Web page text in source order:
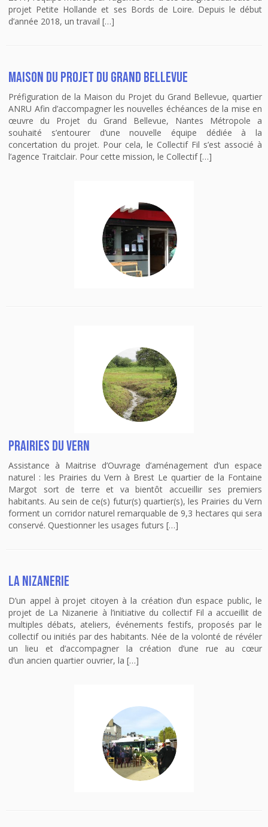
projet Petite Hollande et ses Bords de Loire. Depuis le début
d’année 2018, un travail […]
Maison du Projet du Grand Bellevue
Préfiguration de la Maison du Projet du Grand Bellevue, quartier
ANRU Afin d’accompagner les nouvelles échéances de la mise en
œuvre du Projet du Grand Bellevue, Nantes Métropole a
souhaité s’entourer d’une nouvelle équipe dédiée à la
concertation du projet. Pour cela, le Collectif Fil s’est associé à
l’agence Traitclair. Pour cette mission, le Collectif […]
Prairies du Vern
Assistance à Maitrise d’Ouvrage d’aménagement d’un espace
naturel : les Prairies du Vern à Brest Le quartier de la Fontaine
Margot sort de terre et va bientôt accueillir ses premiers
habitants. Au sein de ce(s) futur(s) quartier(s), les Prairies du Vern
forment un corridor naturel remarquable de 9,3 hectares qui sera
conservé. Questionner les usages futurs […]
La Nizanerie
D’un appel à projet citoyen à la création d’un espace public, le
projet de La Nizanerie à l’initiative du collectif Fil a accueillit de
multiples débats, ateliers, événements festifs, proposés par le
collectif ou initiés par des habitants. Née de la volonté de révéler
un lieu et d’accompagner la création d’une rue au cœur
d’un ancien quartier ouvrier, la […]